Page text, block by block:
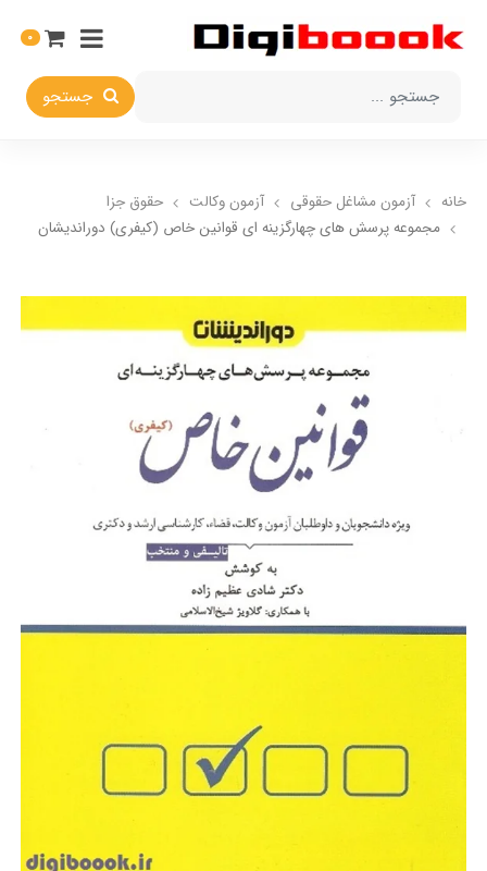
جستجو
0
خانه آزمون مشاغل حقوقی آزمون وکالت
حقوق جزا
مجموعه پرسش های چهارگزینه ای قوانین خاص (کیفری) دوراندیشان